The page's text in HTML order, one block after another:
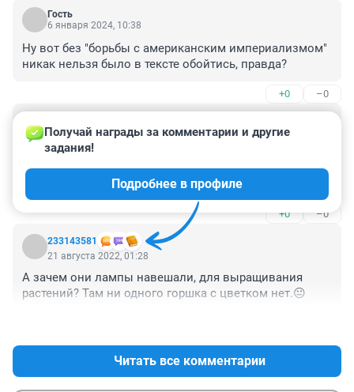
Гость
6 января 2024, 10:38
Ну вот без "борьбы с американским империализмом"
никак нельзя было в тексте обойтись, правда?
+0 –0
21 августа 2022, 19:40
Часто бываем у них, ребята с душой и не про
коммерцию, сделали так как это на родине, Фо бо
очень вкусный, и такой как он там!
+0 –0
233143581
Получай награды за комментарии и другие
задания!
Подробнее в профиле
21 августа 2022, 01:28
А зачем они лампы навешали, для выращивания
растений? Там ни одного горшка с цветком нет.😐
Читать все комментарии